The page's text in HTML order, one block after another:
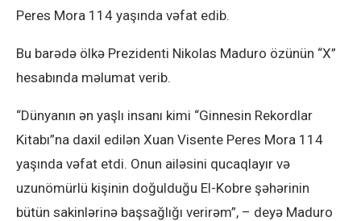
Peres Mora 114 yaşında vəfat edib.
Bu barədə ölkə Prezidenti Nikolas Maduro özünün “X”
hesabında məlumat verib.
“Dünyanın ən yaşlı insanı kimi “Ginnesin Rekordlar
Kitabı”na daxil edilən Xuan Visente Peres Mora 114
yaşında vəfat etdi. Onun ailəsini qucaqlayır və
uzunömürlü kişinin doğulduğu El-Kobre şəhərinin
bütün sakinlərinə başsağlığı verirəm”, – deyə Maduro